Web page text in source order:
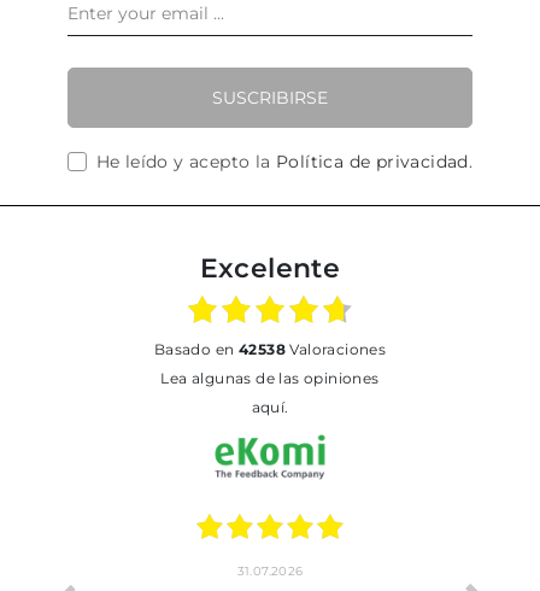
SUSCRIBIRSE
He leído y acepto la Política de privacidad.
Excelente
basado en 42538Valoraciones
Lea algunas de las opiniones
aquí.